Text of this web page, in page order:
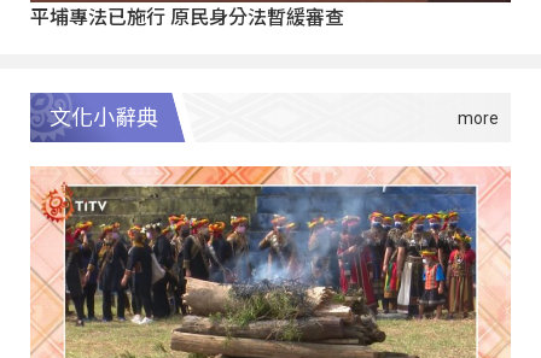
平埔專法已施行 原民身分法暫緩審查
文化小辭典